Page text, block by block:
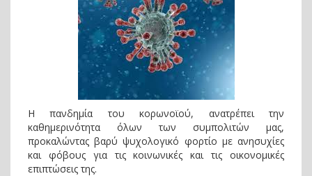
Η πανδημία του κορωνοϊού, ανατρέπει την
καθημερινότητα όλων των συμπολιτών μας,
προκαλώντας βαρύ ψυχολογικό φορτίο με ανησυχίες
και φόβους για τις κοινωνικές και τις οικονομικές
επιπτώσεις της.